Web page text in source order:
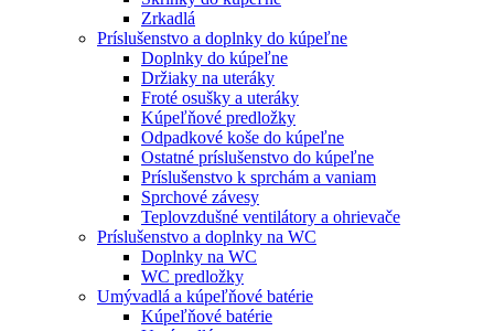
Zrkadlá
Príslušenstvo a doplnky do kúpeľne
Doplnky do kúpeľne
Držiaky na uteráky
Froté osušky a uteráky
Kúpeľňové predložky
Odpadkové koše do kúpeľne
Ostatné príslušenstvo do kúpeľne
Príslušenstvo k sprchám a vaniam
Sprchové závesy
Teplovzdušné ventilátory a ohrievače
Príslušenstvo a doplnky na WC
Doplnky na WC
WC predložky
Umývadlá a kúpeľňové batérie
Kúpeľňové batérie